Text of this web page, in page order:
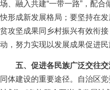
场、融入共建“一带一路”，配
快形成新发展格局；要坚持在
贫攻坚成果同乡村振兴有效衔
动，努力实现以发展成果促进
五、促进各民族广泛交往交
同体建设的重要途径。自治区